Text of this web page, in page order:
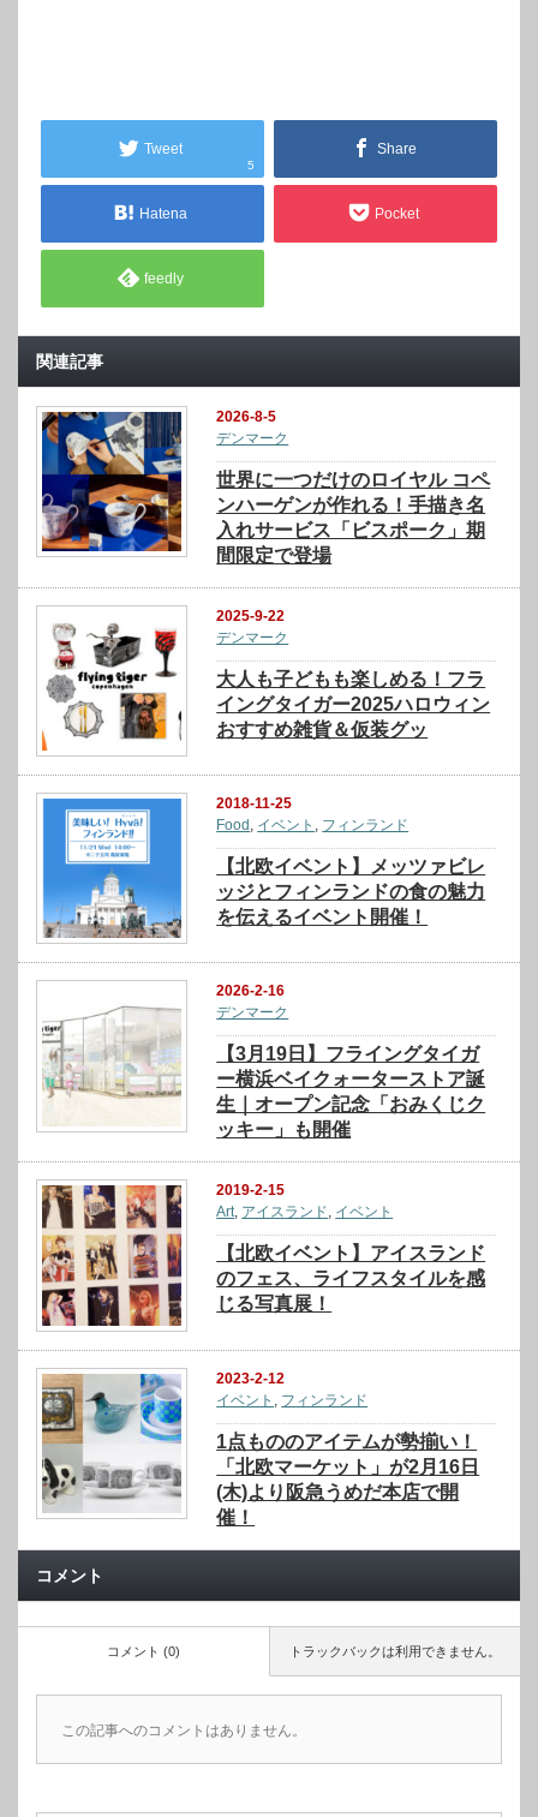
Tweet
5
Share
Hatena Pocket
feedly
関連記事
2026-8-5
デンマーク
世界に一つだけのロイヤル コペ
ンハーゲンが作れる！手描き名
入れサービス「ビスポーク」期
間限定で登場
2025-9-22
デンマーク
大人も子どもも楽しめる！フラ
イングタイガー2025ハロウィン
おすすめ雑貨＆仮装グッ
2018-11-25
Food, イベント , フィンランド
【北欧イベント】メッツァビレ
ッジとフィンランドの食の魅力
を伝えるイベント開催！
2026-2-16
デンマーク
【3月19日】フライングタイガ
ー横浜ベイクォーターストア誕
生｜オープン記念「おみくじク
ッキー」も開催
2019-2-15
Art, アイスランド, イベント
【北欧イベント】アイスランド
のフェス、ライフスタイルを感
じる写真展！
2023-2-12
イベント
フィンランド
1点もののアイテムが勢揃い！
「北欧マーケット」が2月16日
(木)より阪急うめだ本店で開
催！
コメント
トラックバックは利用できません。
コメント (0)
この記事へのコメントはありません。